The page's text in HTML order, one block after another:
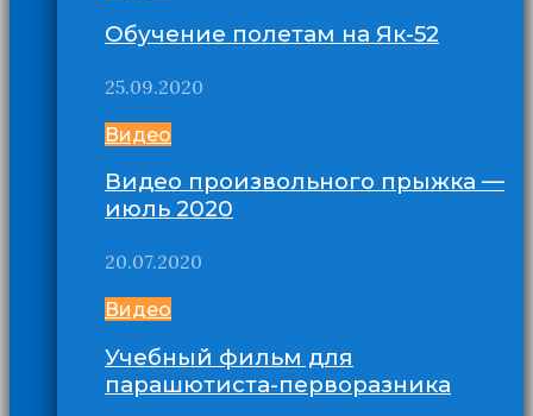
Обучение полетам на Як-52
25.09.2020
Видео
Видео произвольного прыжка —
июль 2020
20.07.2020
Видео
Учебный фильм для
парашютиста-перворазника